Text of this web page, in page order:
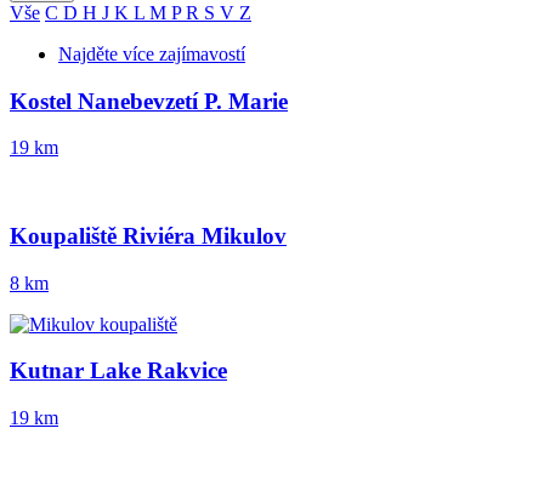
Vše C D H J K L M PR S V Z
Najděte více zajímavostí
Kostel Nanebevzetí P. Marie
19 km
Koupaliště Riviéra Mikulov
8 km
Kutnar Lake Rakvice
19 km